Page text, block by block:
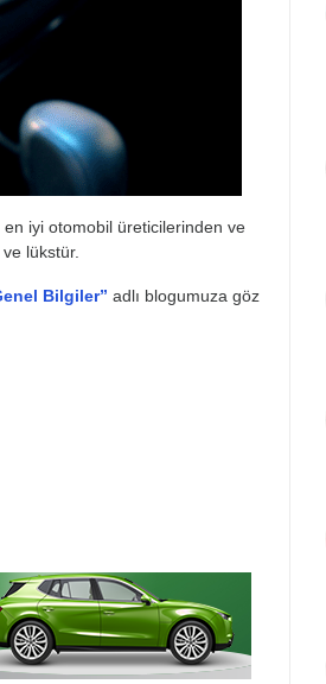
en iyi otomobil üreticilerinden ve
lükstür.
Bilgiler” adlı blogumuza göz